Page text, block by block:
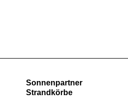
Sonnenpartner
Strandkörbe